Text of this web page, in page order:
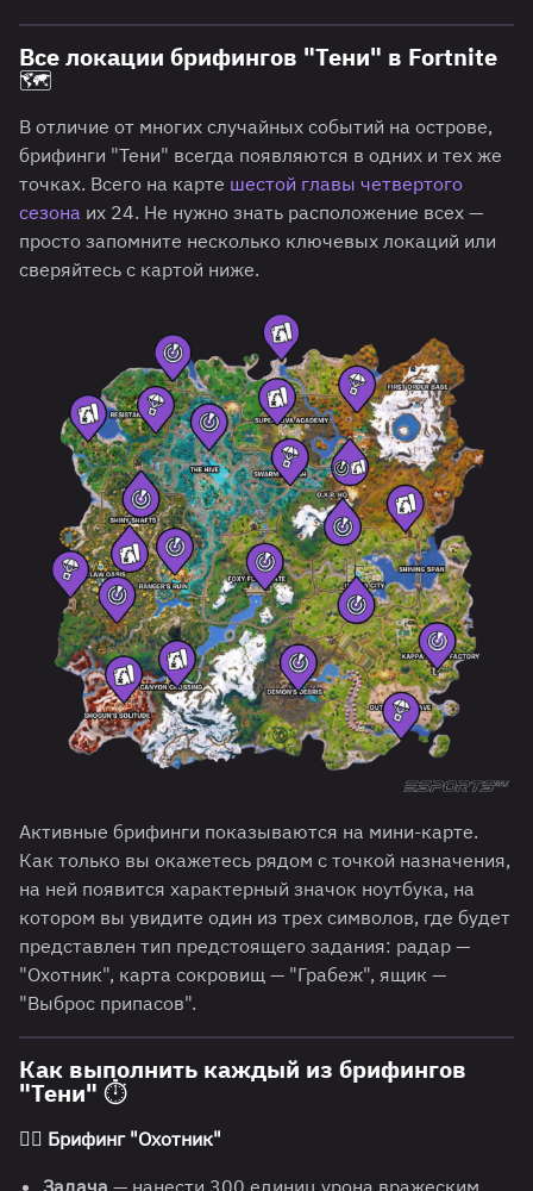
Все локации брифингов "Тени" в Fortnite
🗺️
В отличие от многих случайных событий на острове,
брифинги "Тени" всегда появляются в одних и тех же
точках. Всего на карте шестой главы четвертого
сезона их 24. Не нужно знать расположение всех —
просто запомните несколько ключевых локаций или
сверяйтесь с картой ниже.
Активные брифинги показываются на мини-карте.
Как только вы окажетесь рядом с точкой назначения,
на ней появится характерный значок ноутбука, на
котором вы увидите один из трех символов, где будет
представлен тип предстоящего задания: радар —
"Охотник", карта сокровищ — "Грабеж", ящик —
"Выброс припасов".
Как выполнить каждый из брифингов
"Тени" ⏱️
🕵️‍♂️ Брифинг "Охотник"